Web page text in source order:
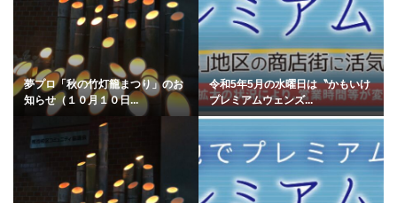
夢プロ「秋の竹灯籠まつり」のお
知らせ（１０月１０日...
令和5年5月の水曜日は〝かもいけ
プレミアムウェンズ...